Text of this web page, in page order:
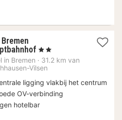
2
nachten
vanaf
€
, 2 Sterren
in Bremen · 31.2 km van
Vilsen
ligging vlakbij het centrum
OV-verbinding
hotelbar